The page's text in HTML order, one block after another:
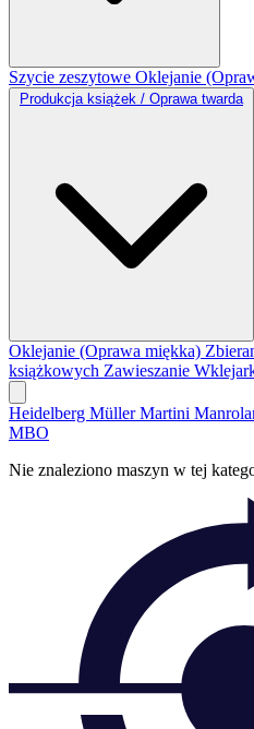
Szycie zeszytowe Oklejanie
Produkcja książek / Oprawa twarda
Oklejanie (Oprawa miękka)
książkowych Zawieszanie
Heidelberg Müller Martini
MBO
Nie znaleziono maszyn w tej